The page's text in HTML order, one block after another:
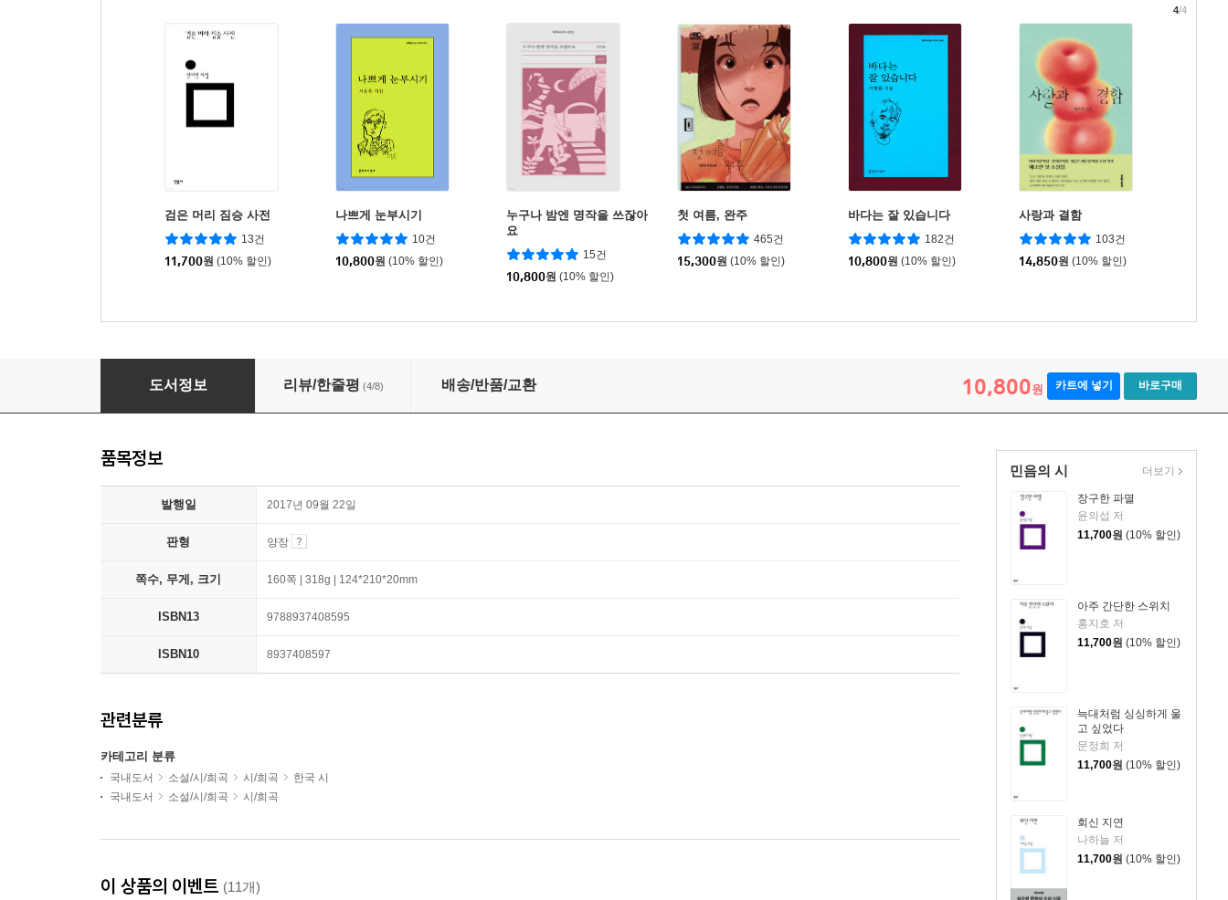
검은 머리 짐승 사전
13건
11,700원 (10% 할인)
나쁘게 눈부시기
10건
10,800원 (10% 할인)
누구나 밤엔 명작을 쓰잖아
요
15건
10,800원 (10% 할인)
첫 여름, 완주
465건
15,300원 (10% 할인)
바다는 잘 있습니다
182건
10,800원 (10% 할인)
사랑과 결함
103건
14,850원 (10% 할인)
4/4
표류하는 흑발
도서정보 리뷰/한줄평 (4/8) 배송/반품/교환 10,800원 카트에 넣기 바로구매
민음의 시
장구한 파멸
윤의섭 저
11,700원 (10% 할인)
아주 간단한 스위치
홍지호 저
11,700원 (10% 할인)
늑대처럼 싱싱하게 울
고 싶었다
문정희 저
11,700원 (10% 할인)
회신 지연
나하늘 저
11,700원 (10% 할인)
더보기
품목정보
발행일 2017년 09월 22일
판형 양장
쪽수, 무게, 크기 160쪽 | 318g | 124*210*20mm
ISBN13 9788937408595
ISBN10 8937408597
관련분류
카테고리 분류
국내도서 소설/시/희곡 시/희곡
한국 시
국내도서
소설/시/희곡 시/희곡
이 상품의 이벤트 (11개)